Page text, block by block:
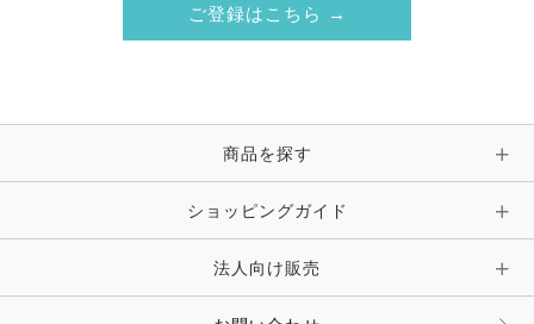
ご登録はこちら →
商品を探す
ショッピングガイド
法人向け販売